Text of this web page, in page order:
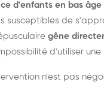
d'enfants en bas âge
susceptibles de
gêne
d'utiliser une
n'est pas